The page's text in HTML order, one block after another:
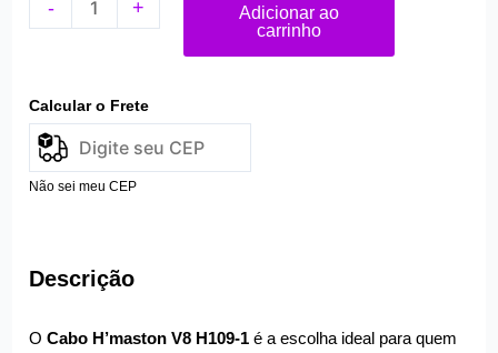
- +
Adicionar ao
carrinho
Calcular o Frete
Não sei meu CEP
Descrição
OCabo H’maston V8 H109-1 é a escolha ideal para quem